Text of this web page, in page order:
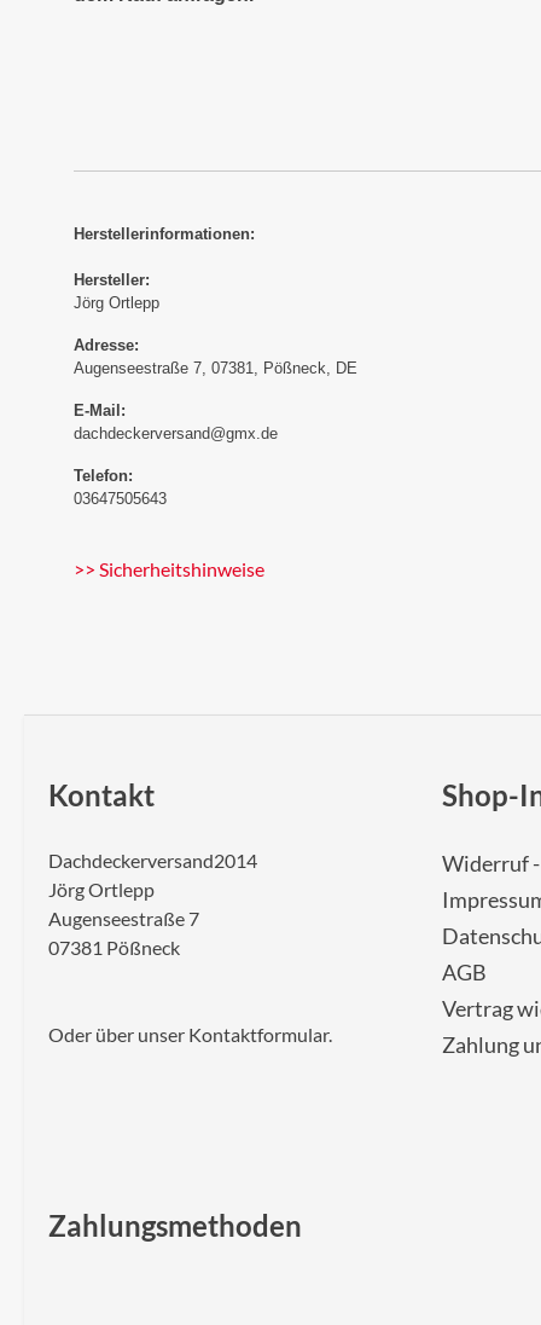
Herstellerinformationen:
Hersteller:
Jörg Ortlepp
Adresse:
Augenseestraße 7, 07381, Pößneck, DE
E-Mail:
dachdeckerversand@gmx.de
Telefon:
03647505643
>> Sicherheitshinweise
Kontakt
Dachdeckerversand2014
Jörg Ortlepp
Augenseestraße 7
07381 Pößneck
Oder über unser Kontaktformular.
Shop-
Widerruf
AGB
Vertrag
Zahlung
Zahlungsmethoden